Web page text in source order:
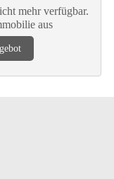
mehr verfügbar.
aus